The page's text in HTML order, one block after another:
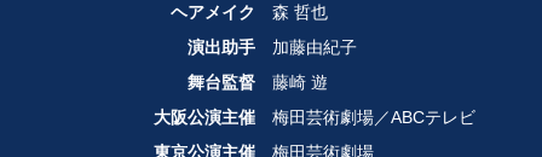
ヘアメイク
森 哲也
演出助手
加藤由紀子
舞台監督
藤崎 遊
大阪公演主催
梅田芸術劇場／ABCテレビ
東京公演主催
梅田芸術劇場